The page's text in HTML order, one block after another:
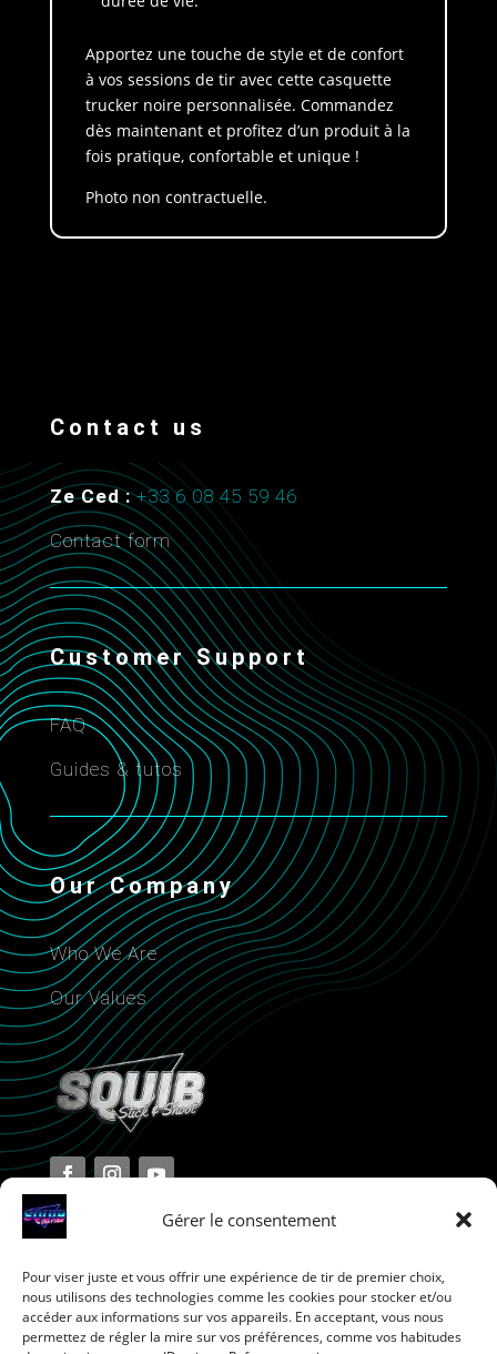
Gérer le consentement
Pour viser juste et vous offrir une expérience de tir de premier choix,
nous utilisons des technologies comme les cookies pour stocker et/ou
accéder aux informations sur vos appareils. En acceptant, vous nous
permettez de régler la mire sur vos préférences, comme vos habitudes
Apportez une touche de style et de confort
à vos sessions de tir avec cette casquette
trucker noire personnalisée. Commandez
dès maintenant et profitez d’un produit à la
fois pratique, confortable et unique !
Photo non contractuelle.
Contact us
Ze Ced :+33 6 08 45 59 46
Contact form
Customer Support
FAQ
Guides & tutos
Our Company
Who We Are
Our Values
Terms and Conditions
Privacy Policy